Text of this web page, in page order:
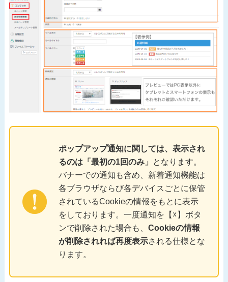
ポップアップ通知に関しては、表示され
るのは「最初の1回のみ」
となります。
バナーでの通知も含め、新着通知機能は
各ブラウザならび各デバイスごとに保管
されているCookieの情報をもとに表示
をしております。一度通知を【☓】ボタ
ンで削除された場合も、 Cookieの情報
が削除されれば再度表示される仕様とな
ります。